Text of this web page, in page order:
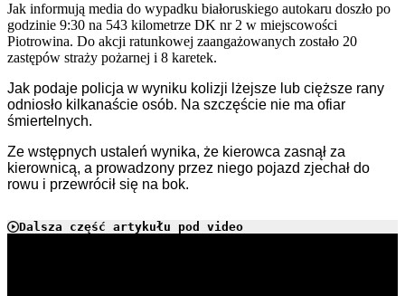
Jak informują media do wypadku białoruskiego autokaru doszło po
godzinie 9:30 na 543 kilometrze DK nr 2 w miejscowości
Piotrowina. Do akcji ratunkowej zaangażowanych zostało 20
zastępów straży pożarnej i 8 karetek.
Jak podaje policja w wyniku kolizji lżejsze lub cięższe rany
odniosło kilkanaście osób. Na szczęście nie ma ofiar
śmiertelnych.
Ze wstępnych ustaleń wynika, że kierowca zasnął za
kierownicą, a prowadzony przez niego pojazd zjechał do
rowu i przewrócił się na bok.
Dalsza część artykułu pod video